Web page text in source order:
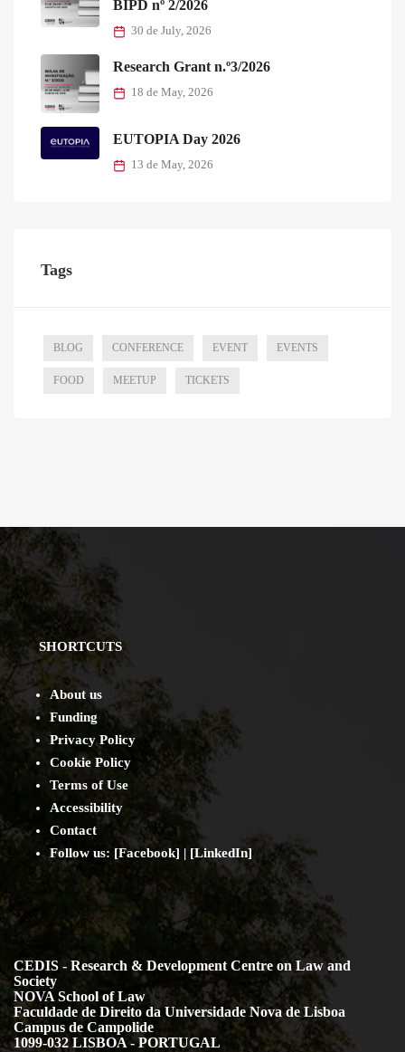
BIPD nº 2/2026
30 de July, 2026
Research Grant n.º3/2026
18 de May, 2026
EUTOPIA Day 2026
13 de May, 2026
Tags
BLOG CONFERENCE EVENT EVENTS
FOOD MEETUP TICKETS
SHORTCUTS
About us
Funding
Privacy Policy
Cookie Policy
Terms of Use
Accessibility
Contact
Follow us: [Facebook] | [LinkedIn]
CEDIS - Research & Development Centre on Law and
Society
NOVA School of Law
Faculdade de Direito da Universidade Nova de Lisboa
Campus de Campolide
1099-032 LISBOA - PORTUGAL